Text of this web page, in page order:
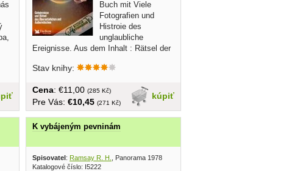
Buch mit Viele
Fotografien und
Histroie des
unglaubliche
Ereignisse. Aus dem Inhalt : Rätsel der
Stav knihy:
kúpiť
Cena: €11,00 (285 Kč)
Pre Vás: €10,45 (271 Kč)
K vybájeným pevninám
Spisovatel: Ramsay R. H.
, Panorama 1978
Katalogové číslo: I5222